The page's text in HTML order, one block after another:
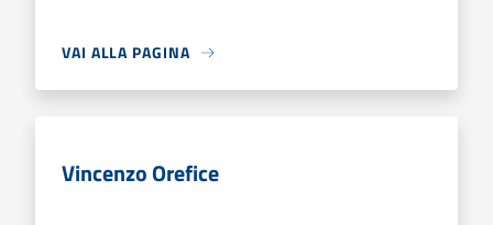
VAI ALLA PAGINA
Vincenzo Orefice